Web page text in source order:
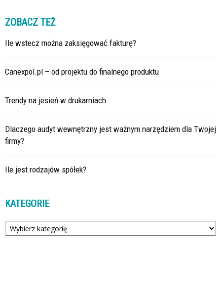
ZOBACZ TEŻ
Ile wstecz można zaksięgować fakturę?
Canexpol.pl – od projektu do finalnego produktu
Trendy na jesień w drukarniach
Dlaczego audyt wewnętrzny jest ważnym narzędziem dla Twojej
firmy?
Ile jest rodzajów spółek?
KATEGORIE
Kategorie